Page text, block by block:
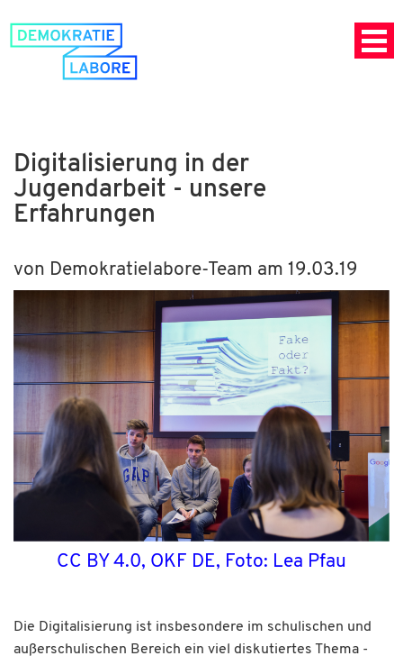
Digitalisierung in der
Jugendarbeit - unsere
Erfahrungen
von Demokratielabore-Team am 19.03.19
CC BY 4.0, OKF DE, Foto: Lea Pfau
Die Digitalisierung ist insbesondere im schulischen und
außerschulischen Bereich ein viel diskutiertes Thema -